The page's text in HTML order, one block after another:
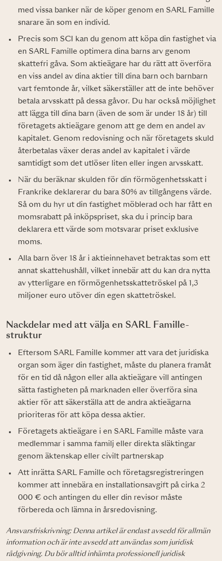
med vissa banker när de köper genom en SARL Famille
snarare än som en individ.
Precis som SCI kan du genom att köpa din fastighet via
en SARL Famille optimera dina barns arv genom
skattefri gåva. Som aktieägare har du rätt att överföra
en viss andel av dina aktier till dina barn och barnbarn
vart femtonde år, vilket säkerställer att de inte behöver
betala arvsskatt på dessa gåvor. Du har också möjlighet
att lägga till dina barn (även de som är under 18 år) till
företagets aktieägare genom att ge dem en andel av
kapitalet. Genom redovisning och när företagets skuld
återbetalas växer deras andel av kapitalet i värde
samtidigt som det utlöser liten eller ingen arvsskatt.
När du beräknar skulden för din förmögenhetsskatt i
Frankrike deklarerar du bara 80% av tillgångens värde.
Så om du hyr ut din fastighet möblerad och har fått en
momsrabatt på inköpspriset, ska du i princip bara
deklarera ett värde som motsvarar priset exklusive
moms.
Alla barn över 18 år i aktieinnehavet betraktas som ett
annat skattehushåll, vilket innebär att du kan dra nytta
av ytterligare en förmögenhetsskattetröskel på 1,3
miljoner euro utöver din egen skattetröskel.
Nackdelar med att välja en SARL Famille-
struktur
Eftersom SARL Famille kommer att vara det juridiska
organ som äger din fastighet, måste du planera framåt
för en tid då någon eller alla aktieägare vill antingen
sätta fastigheten på marknaden eller överföra sina
aktier för att säkerställa att de andra aktieägarna
prioriteras för att köpa dessa aktier.
Företagets aktieägare i en SARL Famille måste vara
medlemmar i samma familj eller direkta släktingar
genom äktenskap eller civilt partnerskap
Att inrätta SARL Famille och företagsregistreringen
kommer att innebära en installationsavgift på cirka 2
000 € och antingen du eller din revisor måste
förbereda och lämna in årsredovisning.
Ansvarsfriskrivning: Denna artikel är endast avsedd för allmän
information och är inte avsedd att användas som juridisk
rådgivning. Du bör alltid inhämta professionell juridisk